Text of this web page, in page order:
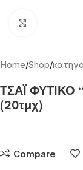
Home Shop
ΤΣΑΪ ΦΥΤΙΚΟ
(20τμχ)
Compare